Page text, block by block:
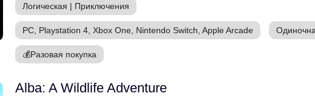
Логическая | Приключения
PC, Playstation 4, Xbox One, Nintendo Switch, Apple Arcade
💰Разовая покупка
Alba: A Wildlife Adventure